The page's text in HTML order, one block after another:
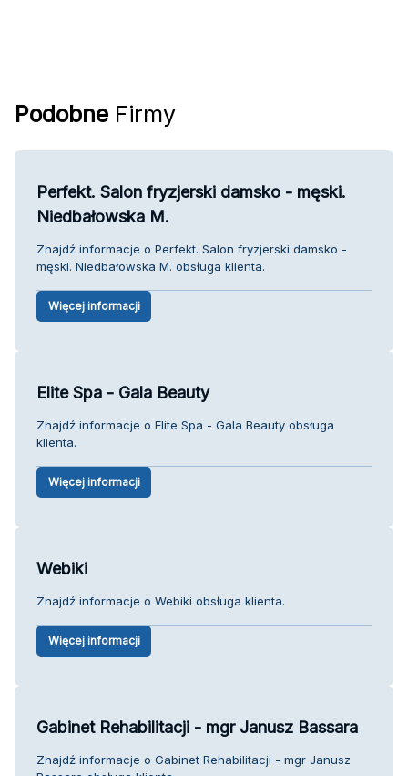
Podobne Firmy
Perfekt. Salon fryzjerski damsko - męski.
Niedbałowska M.
Znajdź informacje o Perfekt. Salon fryzjerski damsko -
męski. Niedbałowska M. obsługa klienta.
Więcej informacji
Elite Spa - Gala Beauty
Znajdź informacje o Elite Spa - Gala Beauty obsługa
klienta.
Więcej informacji
Webiki
Znajdź informacje o Webiki obsługa klienta.
Więcej informacji
Gabinet Rehabilitacji - mgr Janusz Bassara
Znajdź informacje o Gabinet Rehabilitacji - mgr Janusz